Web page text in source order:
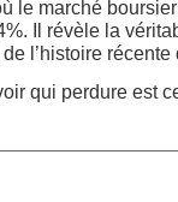
le marché
Il révèle la
l’histoire récente
qui perdure est